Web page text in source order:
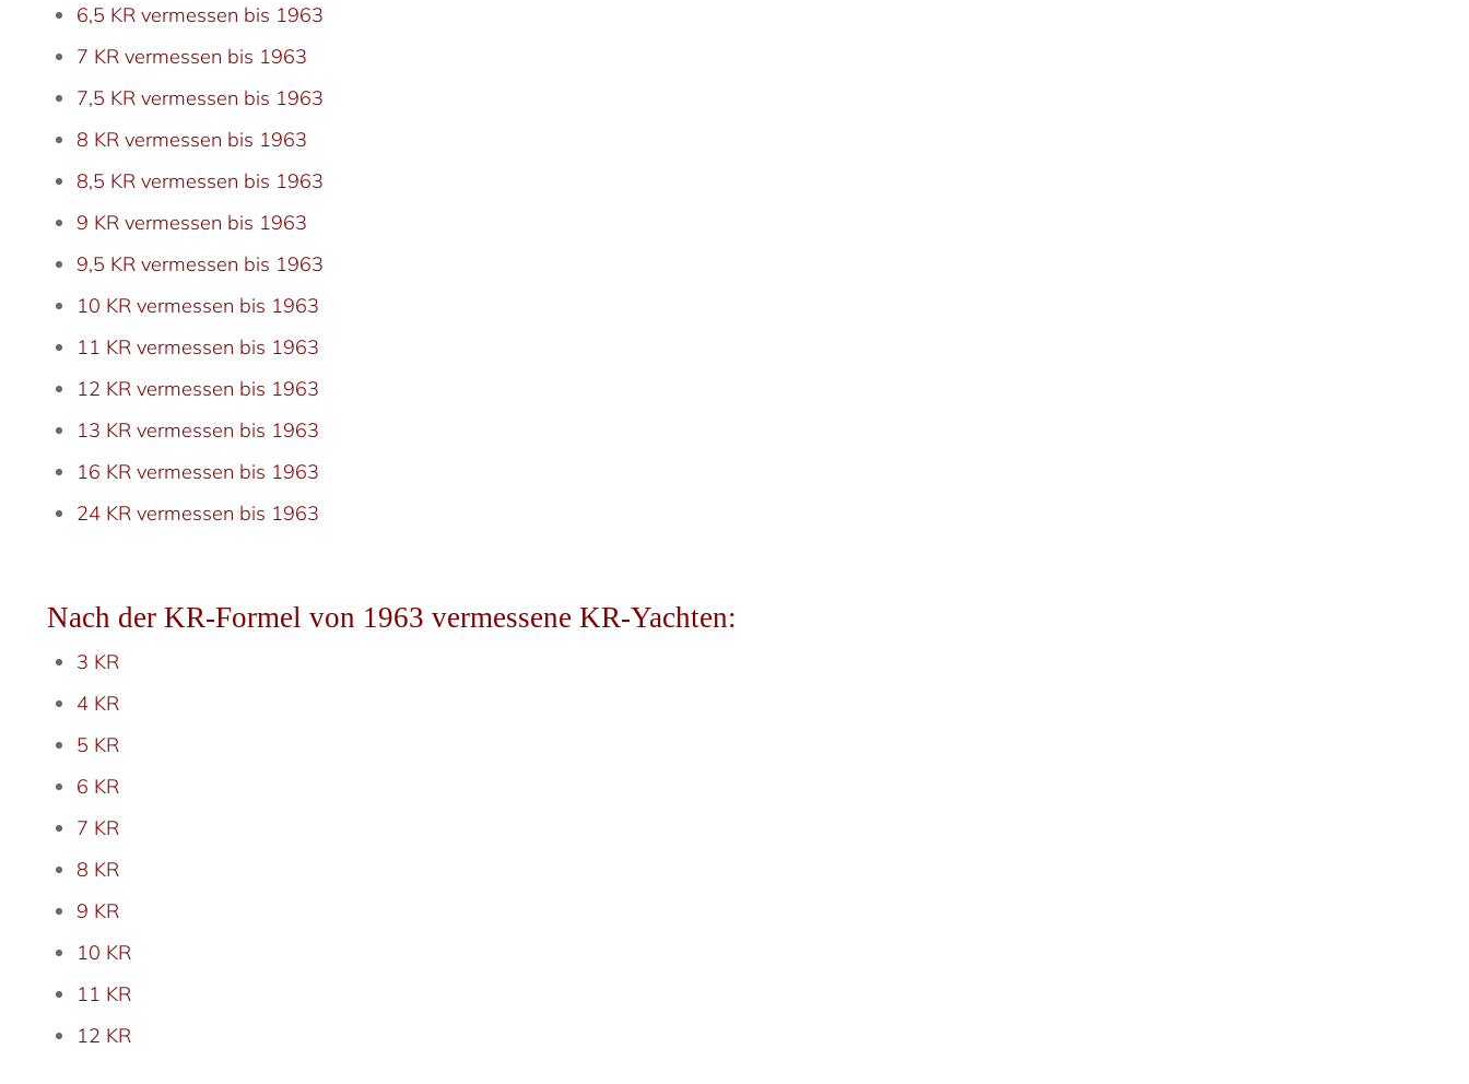
6,5 KR vermessen bis 1963
7 KR vermessen bis 1963
7,5 KR vermessen bis 1963
8 KR vermessen bis 1963
8,5 KR vermessen bis 1963
9 KR vermessen bis 1963
9,5 KR vermessen bis 1963
10 KR vermessen bis 1963
11 KR vermessen bis 1963
12 KR vermessen bis 1963
13 KR vermessen bis 1963
16 KR vermessen bis 1963
24 KR vermessen bis 1963
Nach der KR-Formel von 1963 vermessene KR-Yachten:
3 KR
4 KR
5 KR
6 KR
7 KR
8 KR
9 KR
10 KR
11 KR
12 KR